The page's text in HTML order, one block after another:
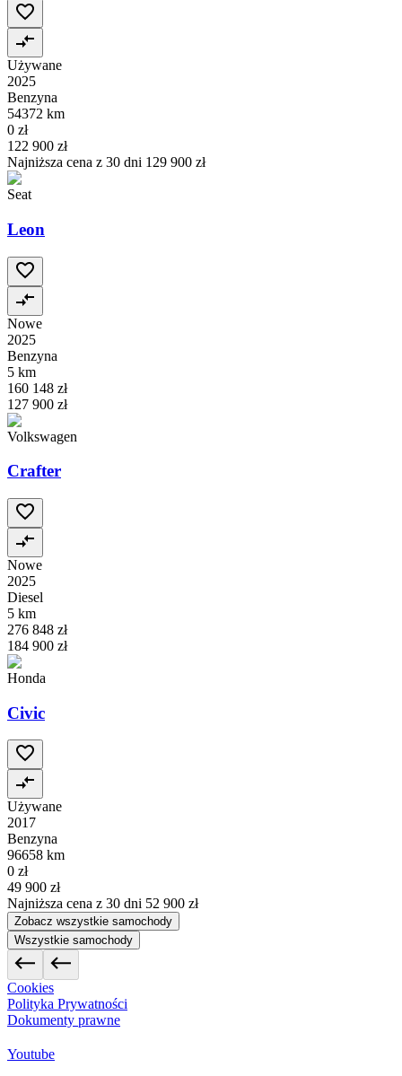
Używane
2025
Benzyna
54372 km
0 zł
122 900 zł
Najniższa cena z 30 dni 129 900 zł
Seat
Leon
Nowe
2025
Benzyna
5 km
160 148 zł
127 900 zł
Volkswagen
Crafter
Nowe
2025
Diesel
5 km
276 848 zł
184 900 zł
Honda
Civic
Używane
2017
Benzyna
96658 km
0 zł
49 900 zł
Najniższa cena z 30 dni 52 900 zł
Zobacz wszystkie samochody
Wszystkie samochody
Cookies
Polityka Prywatności
Dokumenty prawne
Youtube